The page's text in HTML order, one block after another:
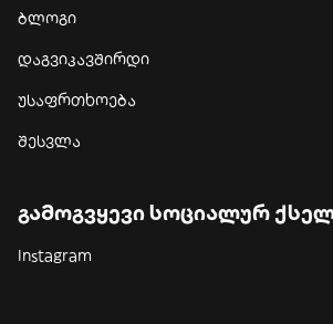
ბლოგი
დაგვიკავშირდი
უსაფრთხოება
შესვლა
გამოგვყევი სოციალურ
Instagram